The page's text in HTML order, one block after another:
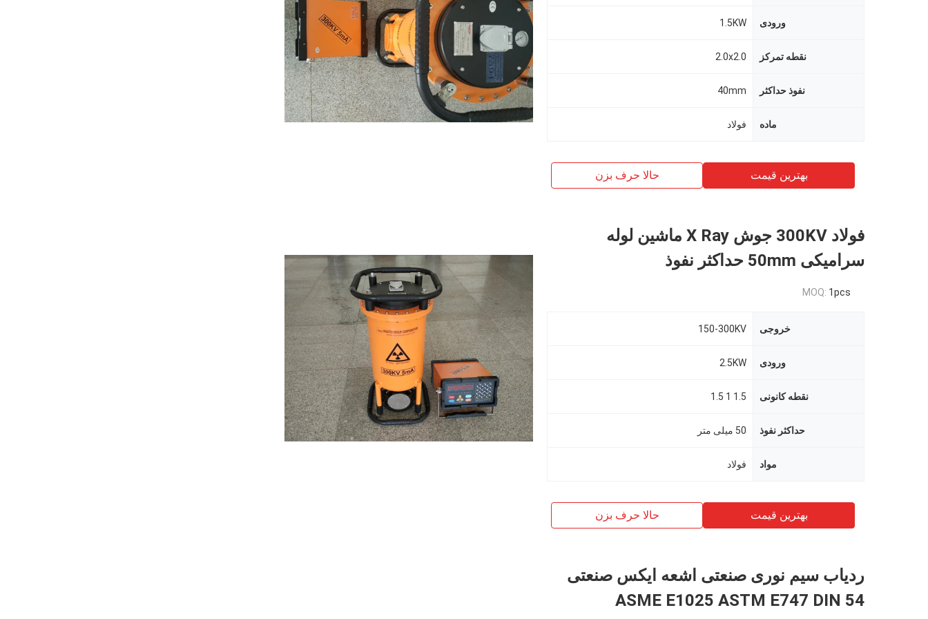
ورودی 1.5KW
نقطه تمرکز 2.0x2.0
نفوذ حداکثر 40mm
ماده فولاد
بهترین قیمت حالا حرف بزن
فولاد 300KV جوش X Ray ماشین لوله
سرامیکی 50mm حداکثر نفوذ
MOQ: 1pcs
خروجی 150-300KV
ورودی 2.5KW
نقطه کانونی 1.5 1 1.5
حداکثر نفوذ 50 میلی متر
مواد فولاد
بهترین قیمت حالا حرف بزن
ردیاب سیم نوری صنعتی اشعه ایکس صنعتی
ASME E1025 ASTM E747 DIN 54